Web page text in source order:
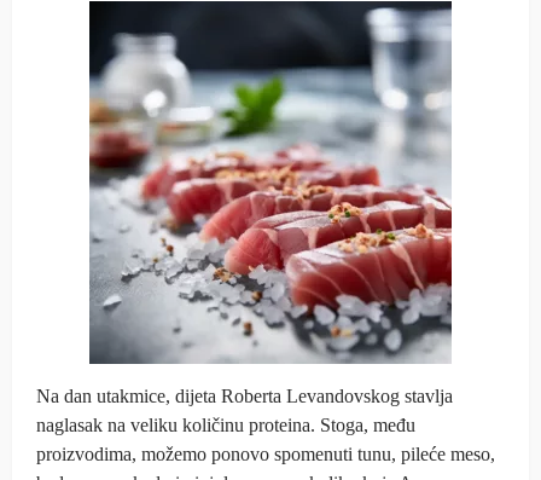
Na dan utakmice, dijeta Roberta Levandovskog stavlja
naglasak na veliku količinu proteina. Stoga, među
proizvodima, možemo ponovo spomenuti tunu, pileće meso,